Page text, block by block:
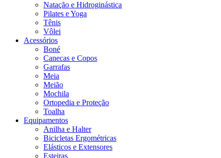
Natação e Hidroginástica
Pilates e Yoga
Tênis
Vôlei
Acessórios
Boné
Canecas e Copos
Garrafas
Meia
Meião
Mochila
Ortopedia e Proteção
Toalha
Equipamentos
Anilha e Halter
Bicicletas Ergométricas
Elásticos e Extensores
Esteiras